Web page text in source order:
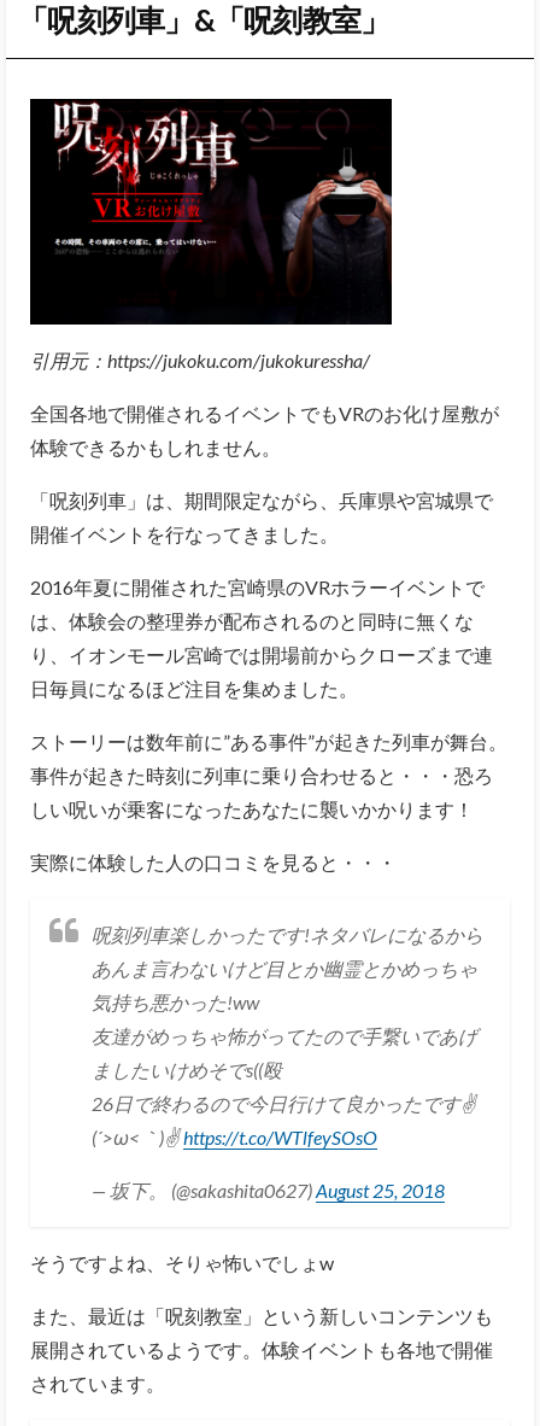
「呪刻列車」&「呪刻教室」
引用元：https://jukoku.com/jukokuressha/
全国各地で開催されるイベントでもVRのお化け屋敷が
体験できるかもしれません。
「呪刻列車」は、期間限定ながら、兵庫県や宮城県で
開催イベントを行なってきました。
2016年夏に開催された宮崎県のVRホラーイベントで
は、体験会の整理券が配布されるのと同時に無くな
り、イオンモール宮崎では開場前からクローズまで連
日毎員になるほど注目を集めました。
ストーリーは数年前に”ある事件”が起きた列車が舞台。
事件が起きた時刻に列車に乗り合わせると・・・恐ろ
しい呪いが乗客になったあなたに襲いかかります！
実際に体験した人の口コミを見ると・・・
呪刻列車楽しかったです!ネタバレになるから
あんま言わないけど目とか幽霊とかめっちゃ
気持ち悪かった!ww
友達がめっちゃ怖がってたので手繋いであげ
ましたいけめそでs((殴
26日で終わるので今日行けて良かったです✌
(´>ω<｀)✌https://t.co/WTlfeySOsO
— 坂下。 (@sakashita0627)August 25, 2018
そうですよね、そりゃ怖いでしょw
また、最近は「呪刻教室」という新しいコンテンツも
展開されているようです。体験イベントも各地で開催
されています。